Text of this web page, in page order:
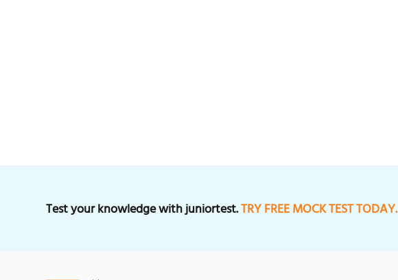
Test your knowledge with juniortest.TRY FREE MOCK TEST TODAY.